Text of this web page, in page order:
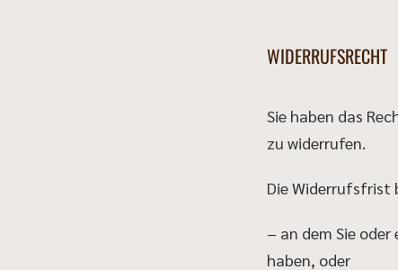
WIDERRUFSRECHT
Sie haben das
zu widerrufen.
Die Widerrufsfrist
– an dem Sie
haben, oder